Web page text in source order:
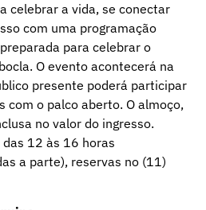
celebrar a vida, se conectar
com uma programação
para celebrar o
O evento acontecerá na
presente poderá participar
com o palco aberto. O almoço,
no valor do ingresso.
12 às 16 horas
a parte), reservas no (11)